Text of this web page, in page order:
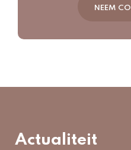
NEEM
Actualiteit